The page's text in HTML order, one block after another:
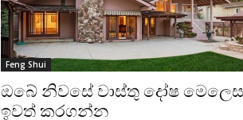
Feng Shui
ඔබේ නිවසේ වාස්‌තු දෝෂ මෙලෙස
ඉවත් කරගන්න